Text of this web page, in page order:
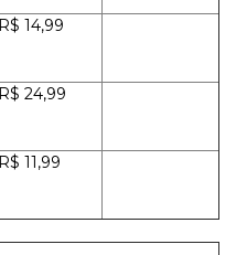
R$ 14,99
R$ 24,99
R$ 11,99